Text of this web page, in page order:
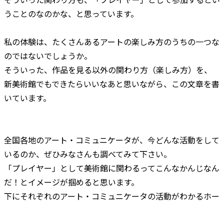
うことのなのかな、と思っています。
私の体験は、たくさんあるアートの楽しみ方のうちの一つな
のではないでしょうか。
そういった、作品を見る以外の関わり方（楽しみ方）を、
新美術館でもできたらいいなあと思いながら、この文章を書
いています。
全国各地のアート・コミュニケータが、今どんな活動をして
いるのか、ぜひみなさんも調べてみて下さい。
「プレイヤー」として美術館に関わるってこんなかんじなん
だ！とイメージが掴めると思います。
下にそれぞれのアート・コミュニケータの活動がわかるホー